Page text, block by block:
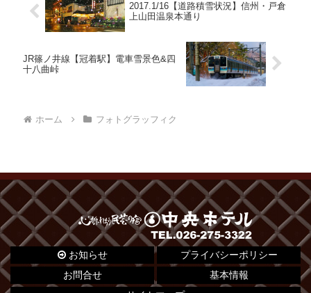
2017.1/16【道路積雪状況】信州・戸倉
上山田温泉本通り
JR篠ノ井線【冠着駅】電車雪景色&四
十八曲峠
ホーム フォトグラッフィク
お知らせ
プライバシーポリシー
お問合せ
基本情報